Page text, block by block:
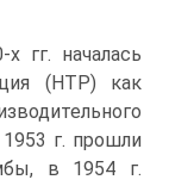
гг. началась
(НТР) как
г. прошли
в 1954 г.